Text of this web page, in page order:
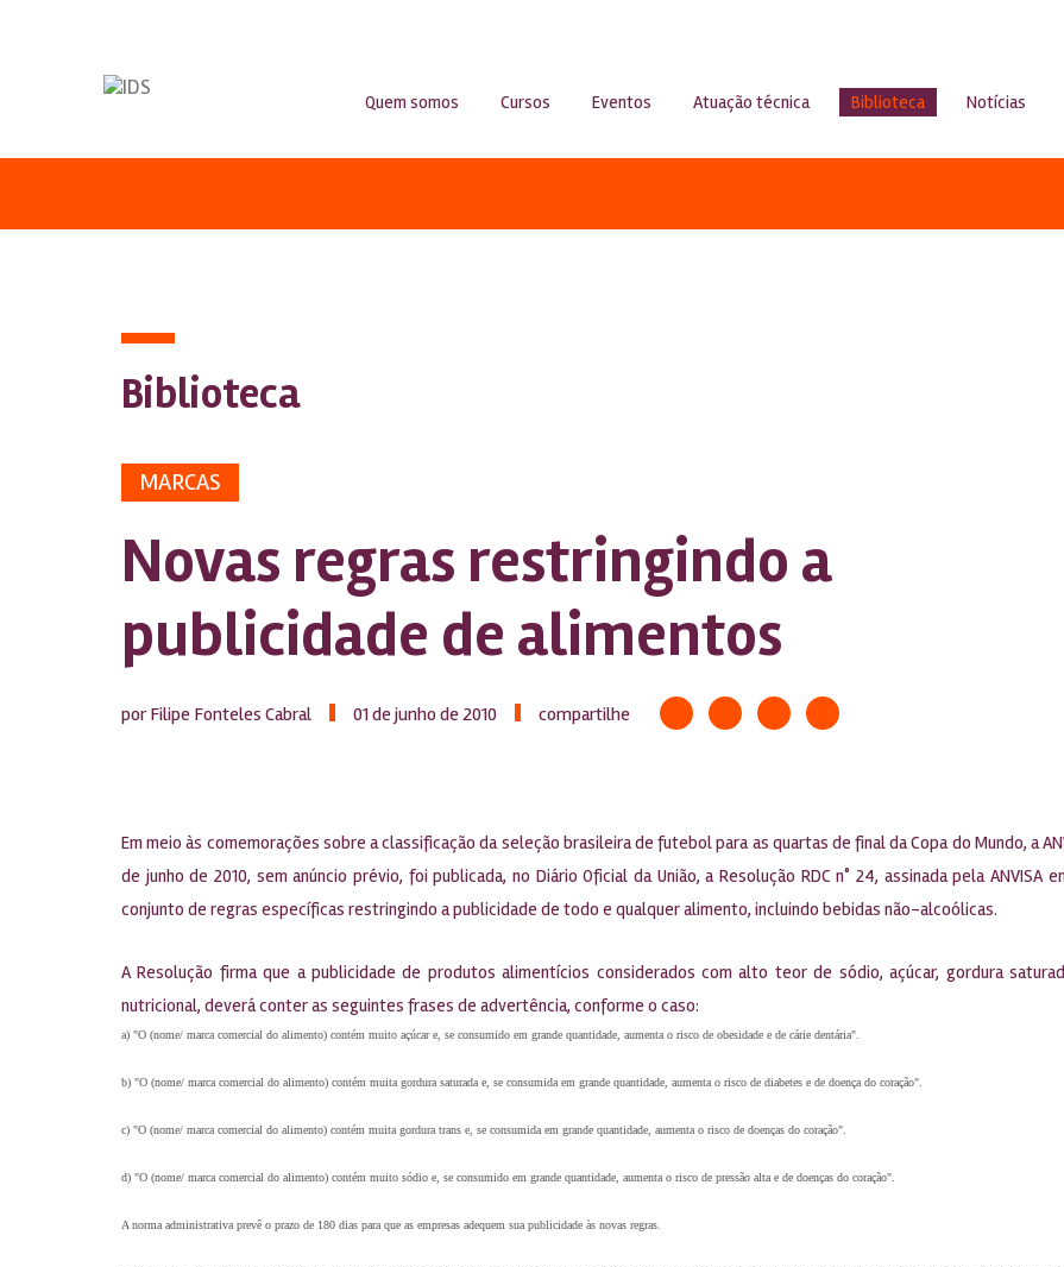
Quem somos Cursos Eventos Atuação técnica Biblioteca Notícias
Biblioteca
MARCAS
Novas regras restringindo a
publicidade de alimentos
por Filipe Fonteles Cabral 01 de junho de 2010 compartilhe
Em meio às comemorações sobre a classificação da seleção brasileira de futebol para as quartas de final da Copa do Mundo, a
de junho de 2010, sem anúncio prévio, foi publicada, no Diário Oficial da União, a Resolução RDC n° 24, assinada pela ANVISA
conjunto de regras específicas restringindo a publicidade de todo e qualquer alimento, incluindo bebidas não-alcoólicas.
A Resolução firma que a publicidade de produtos alimentícios considerados com alto teor de sódio, açúcar, gordura
nutricional, deverá conter as seguintes frases de advertência, conforme o caso:
a) "O (nome/ marca comercial do alimento) contém muito açúcar e, se consumido em grande quantidade, aumenta o risco de obesidade e de cárie dentária".
b) "O (nome/ marca comercial do alimento) contém muita gordura saturada e, se consumida em grande quantidade, aumenta o risco de diabetes e de doença do coração".
c) "O (nome/ marca comercial do alimento) contém muita gordura trans e, se consumida em grande quantidade, aumenta o risco de doenças do coração".
d) "O (nome/ marca comercial do alimento) contém muito sódio e, se consumido em grande quantidade, aumenta o risco de pressão alta e de doenças do coração".
A norma administrativa prevê o prazo de 180 dias para que as empresas adequem sua publicidade às novas regras.